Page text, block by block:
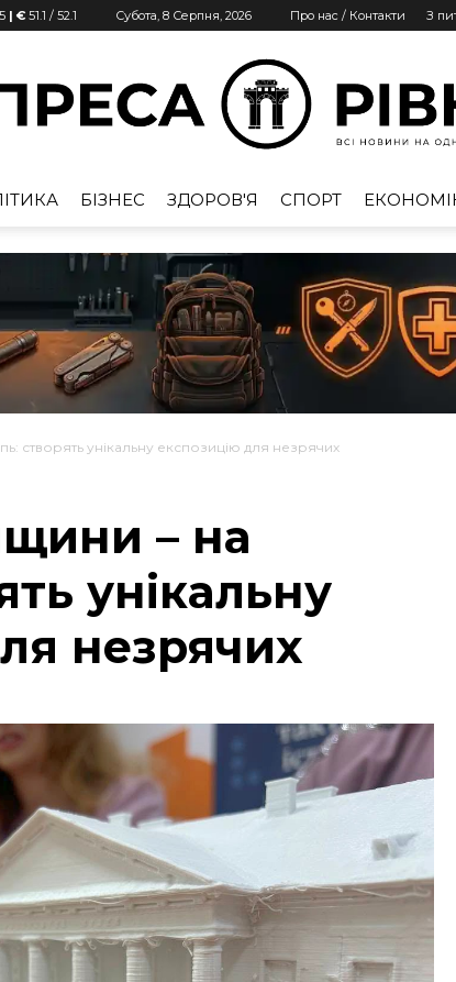
| € 51.1 / 52.1 Субота, 8 Серпня, 2026 Про нас / Контакти З
Рівне
БІЗНЕС ЗДОРОВ'Я СПОРТ
створять унікальну експозицію для незрячих
– на
унікальну
незрячих